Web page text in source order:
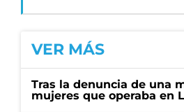
VER MÁS
Tras la denuncia de una
mujeres que operaba en